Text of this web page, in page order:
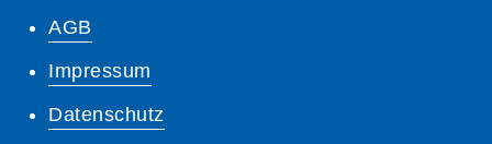
AGB
Impressum
Datenschutz